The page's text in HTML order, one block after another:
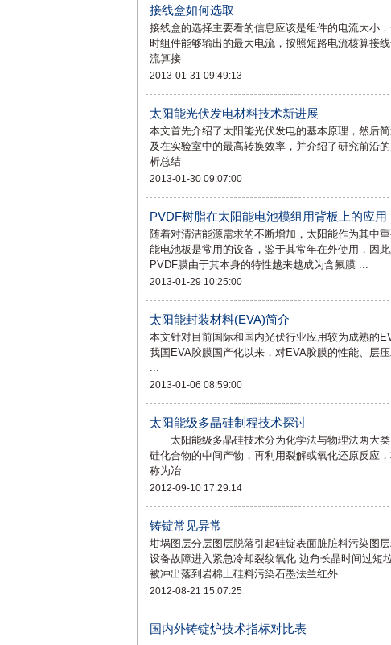
接线盒如何选取
接线盒的选择主要看的信息应该是组件的电流大小
时组件能够输出的最大电流，按照短路电流核算接
流算接
2013-01-31 09:49:13
太阳能光伏发电材料技术新进展
本文首先介绍了太阳能光伏发电的基本原理，然后
及在实验室中的最高转换效率，并介绍了研究前沿
析总结
2013-01-30 09:07:00
PVDF树脂在太阳能电池模组用背板上的应用
随着对清洁能源需求的不断增加，太阳能作为其中
能电池板是常用的设备，鉴于其常年在外使用，因
PVDF膜由于其本身的特性越来越成为含氟膜 ...
2013-01-29 10:25:00
太阳能封装材料(EVA)简介
本文针对目前国际和国内光伏行业应用较为成熟的
我国EVA胶膜国产化以来，对EVA胶膜的性能、层
...
2013-01-06 08:59:00
太阳能级多晶硅制程技术探讨
太阳能级多晶硅技术分为化学法与物理法两大类
硅化合物的中间产物，再利用裂解或氧化还原反
称为冶
2012-09-10 17:29:14
铸锭常见异常
坩埚图层分层图层脱落引起硅锭表面脏脏料污染图
设备故障进入紧急冷却裂纹氧化 边角长晶时间过短
被冲出落到岩棉上硅料污染石墨法兰红外 .
2012-08-21 15:07:25
国内外铸锭炉技术指标对比表